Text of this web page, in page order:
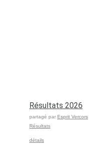
Résultats 2026
partagé par Esprit Vercors
Résultats
détails